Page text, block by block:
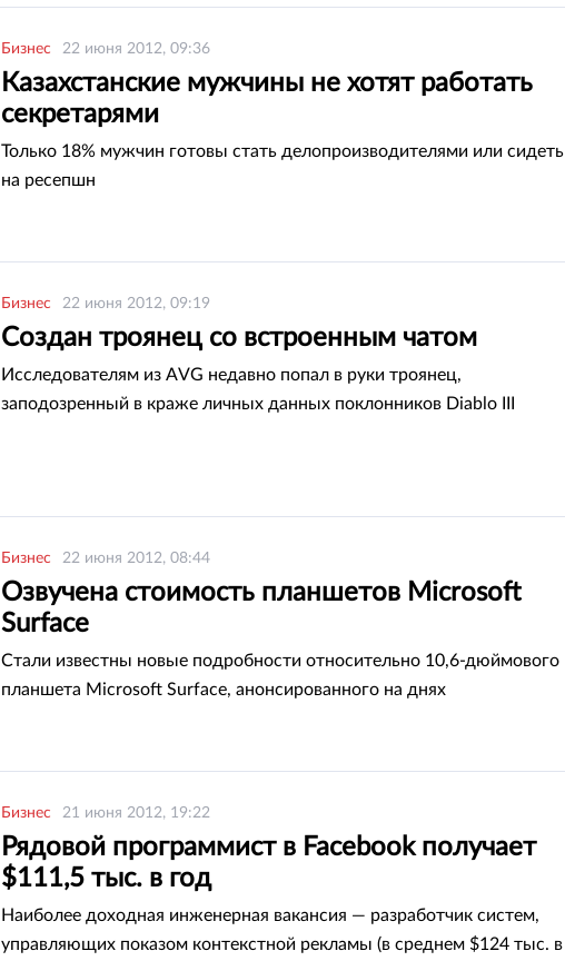
Бизнес 22 июня 2012, 09:36
Казахстанские мужчины не хотят работать
секретарями
Только 18% мужчин готовы стать делопроизводителями или сидеть
на ресепшн
Бизнес 22 июня 2012, 09:19
Создан троянец со встроенным чатом
Исследователям из AVG недавно попал в руки троянец,
заподозренный в краже личных данных поклонников Diablo III
Бизнес 22 июня 2012, 08:44
Озвучена стоимость планшетов Microsoft
Surface
Стали известны новые подробности относительно 10,6-дюймового
планшета Microsoft Surface, анонсированного на днях
Бизнес 21 июня 2012, 19:22
Рядовой программист в Facebook получает
$111,5 тыс. в год
Наиболее доходная инженерная вакансия — разработчик систем,
управляющих показом контекстной рекламы (в среднем $124 тыс. в